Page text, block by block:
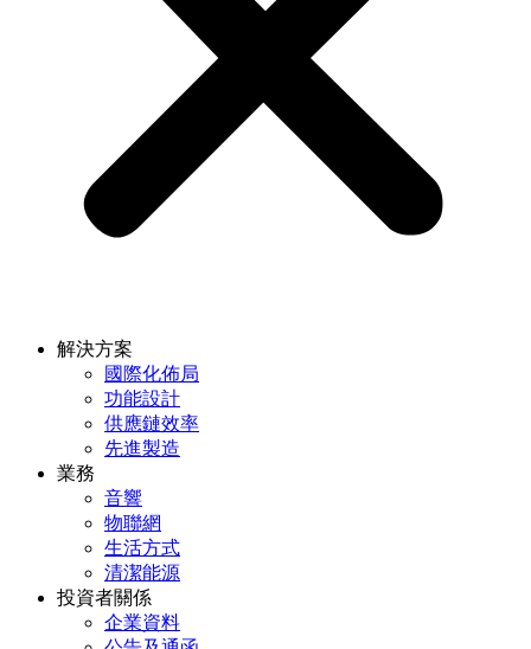
解決方案
國際化佈局
功能設計
供應鏈效率
先進製造
業務
音響
物聯網
生活方式
清潔能源
投資者關係
企業資料